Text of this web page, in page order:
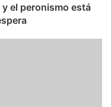
el peronismo está